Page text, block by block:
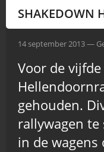
SHAKEDOWN
14 september 2013 —
Voor de
gehouden.
rallywagen
in de